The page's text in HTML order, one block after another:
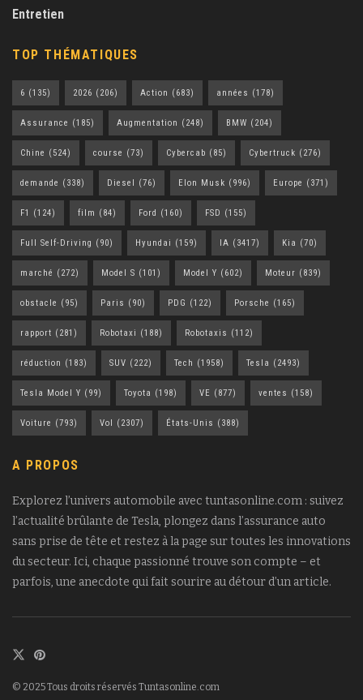
Entretien
TOP THÉMATIQUES
6 (135) 2026 (206) Action (683) années (178)
Assurance (185) Augmentation (248) BMW (204)
Chine (524) course (73) Cybercab (85) Cybertruck (276)
demande (338) Diesel (76) Elon Musk (996) Europe (371)
F1 (124) film (84) Ford (160) FSD (155)
Full Self-Driving (90) Hyundai (159) IA (3417) Kia (70)
marché (272) Model S (101) Model Y (602) Moteur (839)
obstacle (95) Paris (90) PDG (122) Porsche (165)
rapport (281) Robotaxi (188) Robotaxis (112)
réduction (183) SUV (222) Tech (1958) Tesla (2493)
Tesla Model Y (99) Toyota (198) VE (877) ventes (158)
Voiture (793) Vol (2307) États-Unis (388)
A PROPOS
Explorez l’univers automobile avec tuntasonline.com : suivez
l’actualité brûlante de Tesla, plongez dans l’assurance auto
sans prise de tête et restez à la page sur toutes les innovations
du secteur. Ici, chaque passionné trouve son compte – et
parfois, une anecdote qui fait sourire au détour d’un article.
© 2025 Tous droits réservés Tuntasonline.com